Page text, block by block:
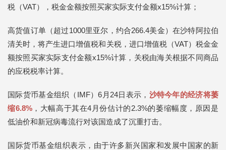
税（VAT），税金金额按照买家实际支付金额x15%计算；
高货值订单（超过1000里亚尔，约合266.4美金）在沙特阿拉伯
清关时，将产生进口增值税和关税，进口增值税（VAT）税金金
额按照买家实际支付金额x15%计算，关税由海关根据不同商品
的应税税率计算。
国际货币基金组织（IMF）6月24日表示， 沙特今年的经济将萎
缩6.8%，大幅高于其在4月份估计的2.3%的萎缩幅度，原因是
低油价和新冠病毒流行对该国造成了沉重打击。
国际货币基金组织表示，由于许多新兴国家和发展中国家的新